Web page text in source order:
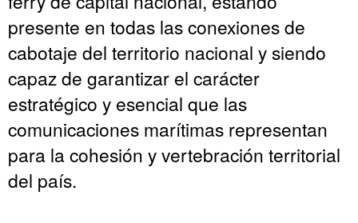
presente en todas las conexiones de
cabotaje del territorio nacional y siendo
capaz de garantizar el carácter
estratégico y esencial que las
comunicaciones marítimas representan
para la cohesión y vertebración territorial
del país.